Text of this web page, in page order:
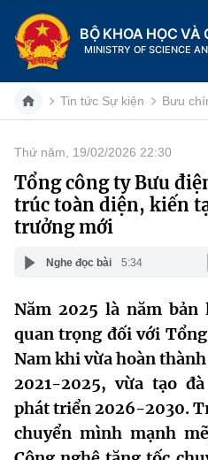
BỘ KHOA HỌC VÀ
MINISTRY OF SCIENCE
Danh mục
Trang chủ
Cơ cấu tổ chức
Lịch sử phát triển
Sở Khoa học và Công nghệ
Khoa học và Công nghệ
Đổi mới sáng tạo
Chuyển đổi số
Dịch vụ công
Hệ thống văn bản
Văn bản QPPL
MST IOFFICE
THỐNG KÊ
Tin tức Sự kiện Bưu
Thứ năm, 19/02/2026 22:30
Tổng công ty Bưu
trúc toàn diện, kiến
trưởng mới
Nghe đọc bài 5:34
Năm 2025 là năm bản
quan trọng đối với
Nam khi vừa hoàn
2021-2025, vừa tạo
phát triển 2026-2030.
chuyển mình mạnh